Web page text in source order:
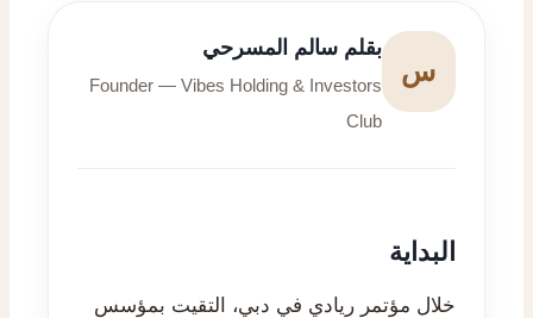
س
بقلم سالم المسرحي
Founder — Vibes Holding & Investors
Club
البداية
خلال مؤتمر ريادي في دبي، التقيت بمؤسس